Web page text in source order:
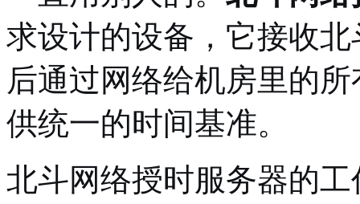
求设计的设备，它接收
后通过网络给机房里的
供统一的时间基准。
北斗网络授时服务器的